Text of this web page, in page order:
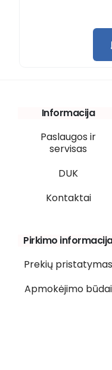
Informacija
Paslaugos ir
servisas
DUK
Kontaktai
Pirkimo
Prekių pristatymas
Apmokėjimo būdai